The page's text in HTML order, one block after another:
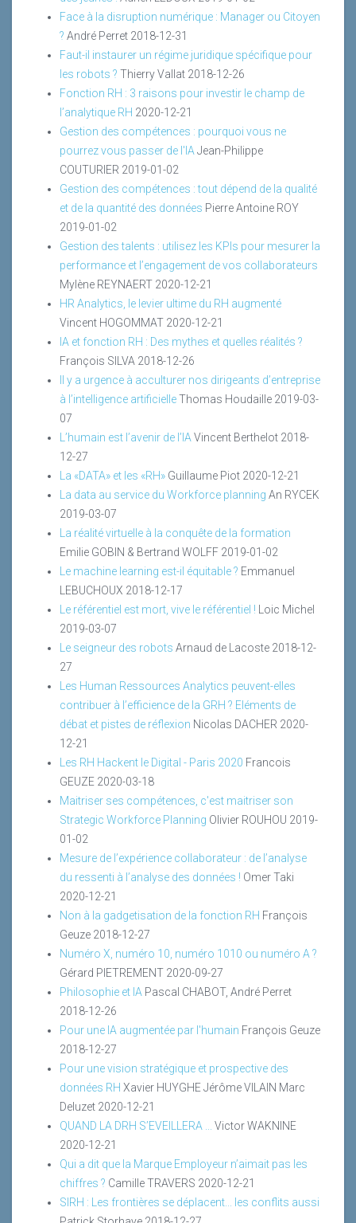
Face à la disruption numérique : Manager ou Citoyen
? André Perret 2018-12-31
Faut-il instaurer un régime juridique spécifique pour
les robots ? Thierry Vallat 2018-12-26
Fonction RH : 3 raisons pour investir le champ de
l’analytique RH 2020-12-21
Gestion des compétences : pourquoi vous ne
pourrez vous passer de l'IA Jean-Philippe
COUTURIER 2019-01-02
Gestion des compétences : tout dépend de la qualité
et de la quantité des données Pierre Antoine ROY
2019-01-02
Gestion des talents : utilisez les KPIs pour mesurer la
performance et l’engagement de vos collaborateurs
Mylène REYNAERT 2020-12-21
HR Analytics, le levier ultime du RH augmenté
Vincent HOGOMMAT 2020-12-21
IA et fonction RH : Des mythes et quelles réalités ?
François SILVA 2018-12-26
Il y a urgence à acculturer nos dirigeants d’entreprise
à l’intelligence artificielleThomas Houdaille 2019-03-
07
L’humain est l’avenir de l’IA Vincent Berthelot 2018-
12-27
La «DATA» et les «RH» Guillaume Piot 2020-12-21
La data au service du Workforce planning An RYCEK
2019-03-07
La réalité virtuelle à la conquête de la formation
Emilie GOBIN & Bertrand WOLFF 2019-01-02
Le machine learning est-il équitable ? Emmanuel
LEBUCHOUX 2018-12-17
Le référentiel est mort, vive le référentiel ! Loic Michel
2019-03-07
Le seigneur des robots Arnaud de Lacoste 2018-12-
27
Les Human Ressources Analytics peuvent-elles
contribuer à l’efficience de la GRH ? Eléments de
débat et pistes de réflexion Nicolas DACHER 2020-
12-21
Les RH Hackent le Digital - Paris 2020 Francois
GEUZE 2020-03-18
Maitriser ses compétences, c'est maitriser son
Strategic Workforce Planning Olivier ROUHOU 2019-
01-02
Mesure de l’expérience collaborateur : de l’analyse
du ressenti à l’analyse des données ! Omer Taki
2020-12-21
Non à la gadgetisation de la fonction RH François
Geuze 2018-12-27
Numéro X, numéro 10, numéro 1010 ou numéro A ?
Gérard PIETREMENT 2020-09-27
Philosophie et IA Pascal CHABOT, André Perret
2018-12-26
Pour une IA augmentée par l'humain François Geuze
2018-12-27
Pour une vision stratégique et prospective des
données RH Xavier HUYGHE Jérôme VILAIN Marc
Deluzet 2020-12-21
QUAND LA DRH S’EVEILLERA ...
Victor WAKNINE
2020-12-21
Qui a dit que la Marque Employeur n’aimait pas les
chiffres ? Camille TRAVERS 2020-12-21
SIRH : Les frontières se déplacent... les conflits aussi